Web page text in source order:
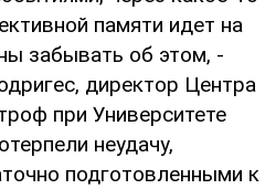
памяти идет на
забывать об этом, -
директор Центра
при Университете
неудачу,
подготовленными к